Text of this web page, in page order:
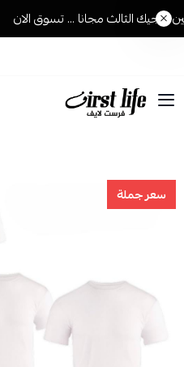
الثالث مجانا ... تسوق الان
فرست لايف للمستلزمات
سعر جملة